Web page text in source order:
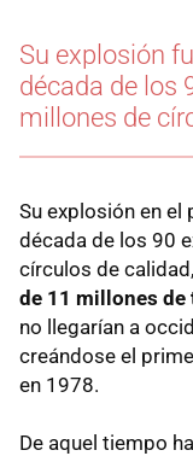
Su explosión
década de los
millones de
Su explosión en el
década de los 90
círculos de
de 11 millones de
no llegarían a
creándose el
en 1978.
De aquel tiempo